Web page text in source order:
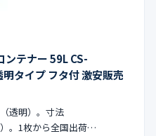
ンテナー 59L CS-
タイプ フタ付 激安販売
透明）。寸法
。1枚から全国出荷…